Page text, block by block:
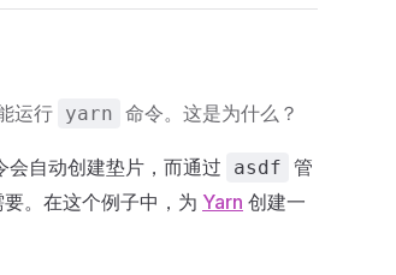
运行 yarn 命令。这是为什么？
自动创建垫片，而通过 asdf 管
。在这个例子中，为 Yarn 创建一